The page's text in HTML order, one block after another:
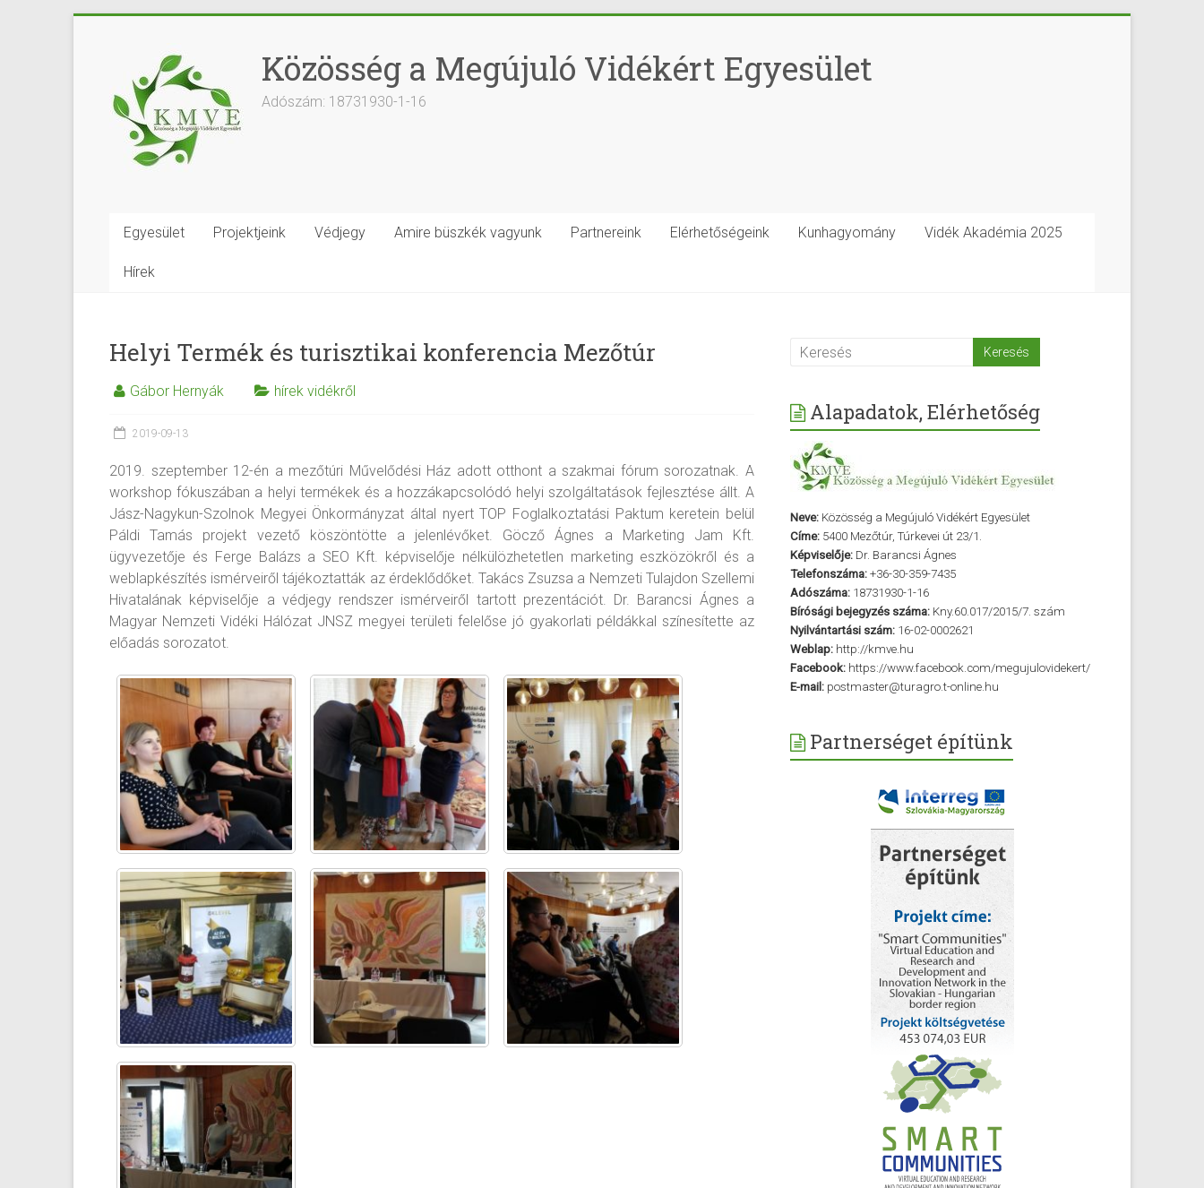
Közösség a Megújuló Vidékért Egyesület
Adószám: 18731930-1-16
Egyesület Projektjeink Védjegy Amire büszkék vagyunk Partnereink Elérhetőségeink Kunhagyomány Vidék Akadémia 2025
Hírek
Helyi Termék és turisztikai konferencia Mezőtúr
Gábor Hernyák hírek vidékről
2019-09-13
2019. szeptember 12-én a mezőtúri Művelődési Ház adott otthont a szakmai fórum sorozatnak. A
workshop fókuszában a helyi termékek és a hozzákapcsolódó helyi szolgáltatások fejlesztése állt. A
Jász-Nagykun-Szolnok Megyei Önkormányzat által nyert TOP Foglalkoztatási Paktum keretein belül
Páldi Tamás projekt vezető köszöntötte a jelenlévőket. Göcző Ágnes a Marketing Jam Kft.
ügyvezetője és Ferge Balázs a SEO Kft. képviselője nélkülözhetetlen marketing eszközökről és a
weblapkészítés ismérveiről tájékoztatták az érdeklődőket. Takács Zsuzsa a Nemzeti Tulajdon Szellemi
Hivatalának képviselője a védjegy rendszer ismérveiről tartott prezentációt. Dr. Barancsi Ágnes a
Magyar Nemzeti Vidéki Hálózat JNSZ megyei területi felelőse jó gyakorlati példákkal színesítette az
előadás sorozatot.
Alapadatok, Elérhetőség
Neve: Közösség a Megújuló Vidékért Egyesület
Címe: 5400 Mezőtúr, Túrkevei út 23/1.
Képviselője: Dr. Barancsi Ágnes
Telefonszáma: +36-30-359-7435
Adószáma: 18731930-1-16
Bírósági bejegyzés száma: Kny.60.017/2015/7. szám
Nyilvántartási szám: 16-02-0002621
Weblap: http://kmve.hu
Facebook: https://www.facebook.com/megujulovidekert/
E-mail: postmaster@turagro.t-online.hu
Partnerséget építünk